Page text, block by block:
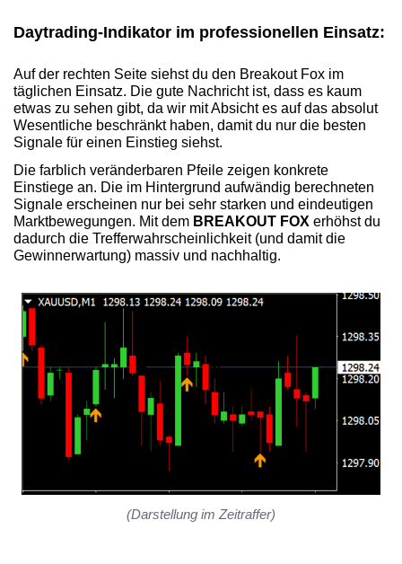
Daytrading-Indikator im professionellen Einsatz:
Auf der rechten Seite siehst du den Breakout Fox im
täglichen Einsatz. Die gute Nachricht ist, dass es kaum
etwas zu sehen gibt, da wir mit Absicht es auf das absolut
Wesentliche beschränkt haben, damit du nur die besten
Signale für einen Einstieg siehst.
Die farblich veränderbaren Pfeile zeigen konkrete
Einstiege an. Die im Hintergrund aufwändig berechneten
Signale erscheinen nur bei sehr starken und eindeutigen
Marktbewegungen. Mit dem BREAKOUT FOX erhöhst du
dadurch die Trefferwahrscheinlichkeit (und damit die
Gewinnerwartung) massiv und nachhaltig.
(Darstellung im Zeitraffer)